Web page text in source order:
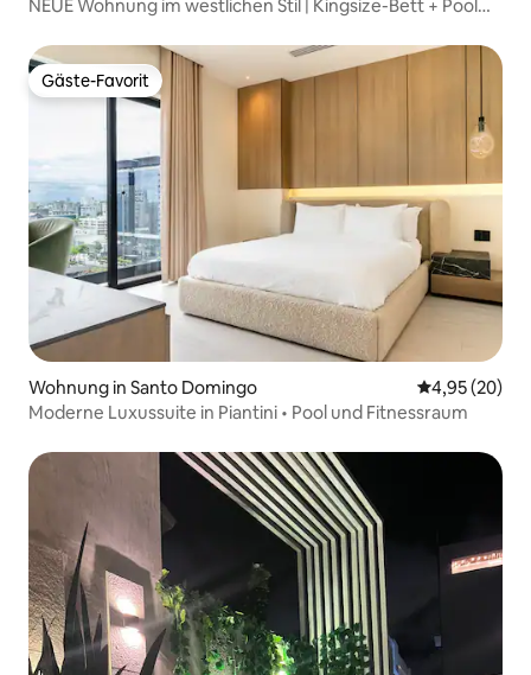
NEUE Wohnung im westlichen Stil | Kingsize-Bett + Pool
Gäste-Favorit
Gäste-Favorit
Wohnung in Santo Domingo
4,95 (20)
Moderne Luxussuite in Piantini • Pool und Fitnessraum